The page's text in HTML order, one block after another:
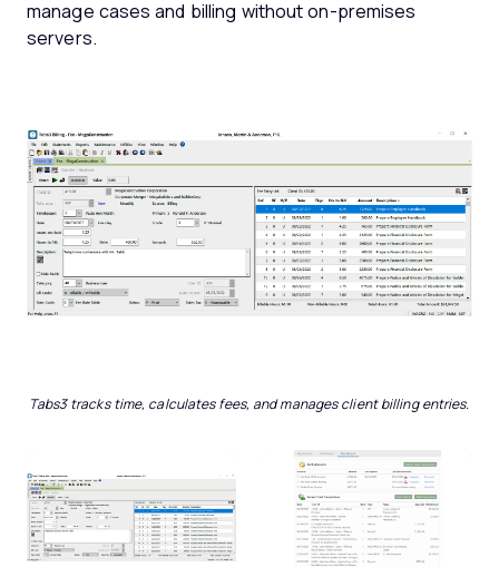
manage cases and billing without on-premises
servers.
Tabs3 tracks time, calculates fees, and manages client billing entries.